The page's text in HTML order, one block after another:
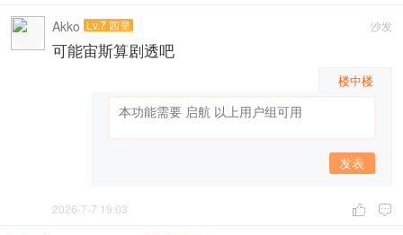
沙发
Akko Lv.7 四皇
可能宙斯算剧透吧
楼中楼
发表
 
2026-7-7 19:03